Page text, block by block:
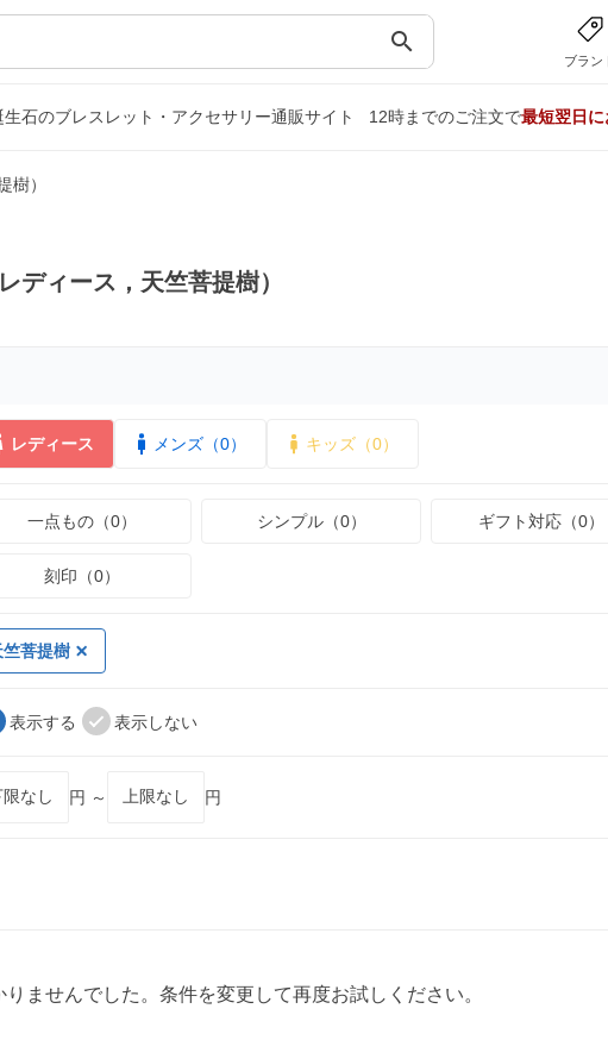
search
ブラン
石のブレスレット・アクセサリー通販サイト 12時までのご注文で最短翌日
樹）
ディース，天竺菩提樹）
レディース メンズ（0） キッズ（0）
一点もの（0） シンプル（0） ギフト対応（0）
刻印（0）
竺菩提樹
表示する 表示しない
円 ～ 円
ませんでした。条件を変更して再度お試しください。